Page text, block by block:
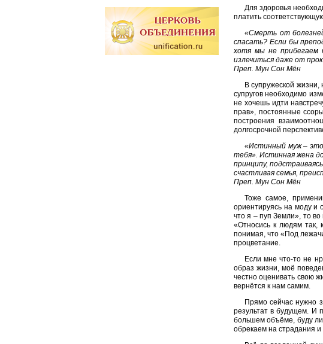
Для здоровья
платить
«Смерть от
спасать? Если бы
хотя мы не прибегаем
излечиться даже от
Преп. Мун Сон Мён
В супружеской жизни,
супругов необходимо
не хочешь идти
прав», постоянные
построения
долгосрочной
«Истинный муж – это
тебя». Истинная жена
принципу,
счастливая семья,
Преп. Мун Сон Мён
Тоже самое,
ориентируясь на моду и
что я – пуп Земли», то
«Относись к людям так,
понимая, что «Под
процветание.
Если мне что-то не
образ жизни, моё
честно оценивать свою
вернётся к нам самим.
Прямо сейчас нужно
результат в будущем. И
большем объёме, буду ли
обрекаем на страдания и